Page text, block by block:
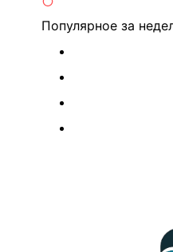
Популярное за